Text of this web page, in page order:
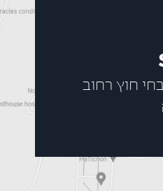
חוץ רחוב